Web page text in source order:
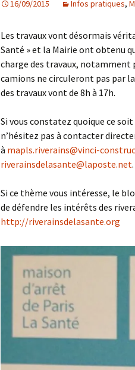
Débats et
Nous rejoindre
Contact
Ligne
Mentions
16/09/2015 Infos pratiques,
Les travaux vont désormais
Santé » et la Mairie ont obtenu
charge des travaux, notamment
camions ne circuleront pas par
des travaux vont de 8h à 17h.
Si vous constatez quoique ce
n’hésitez pas à contacter
à mapls.riverains@vinci-
riverainsdelasante@laposte.net.
Si ce thème vous intéresse, le
de défendre les intérêts des
http://riverainsdelasante.org